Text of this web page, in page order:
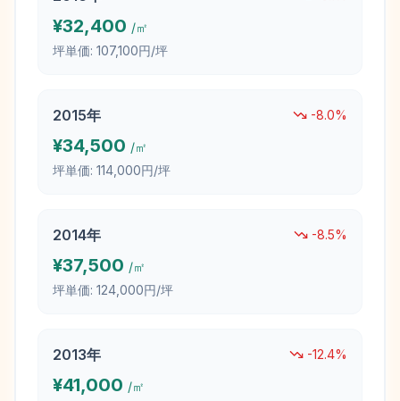
¥32,400 /㎡
坪単価: 107,100円/坪
2015年 -8.0%
¥34,500 /㎡
坪単価: 114,000円/坪
2014年 -8.5%
¥37,500 /㎡
坪単価: 124,000円/坪
2013年 -12.4%
¥41,000 /㎡